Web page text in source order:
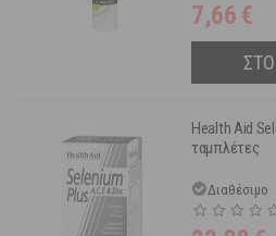
7,66 €
Health Aid
ταμπλέτες
Διαθέσιμο